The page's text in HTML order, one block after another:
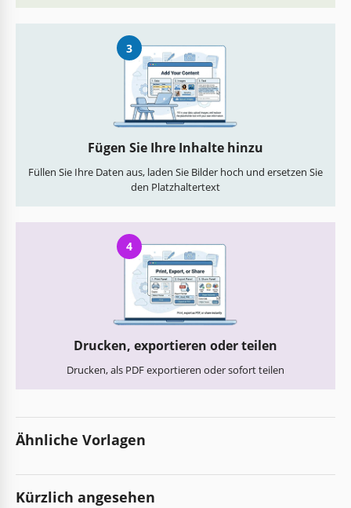
3
Fügen Sie Ihre Inhalte hinzu
Füllen Sie Ihre Daten aus, laden Sie Bilder hoch und ersetzen Sie
den Platzhaltertext
4
Drucken, exportieren oder teilen
Drucken, als PDF exportieren oder sofort teilen
Ähnliche Vorlagen
Kürzlich angesehen